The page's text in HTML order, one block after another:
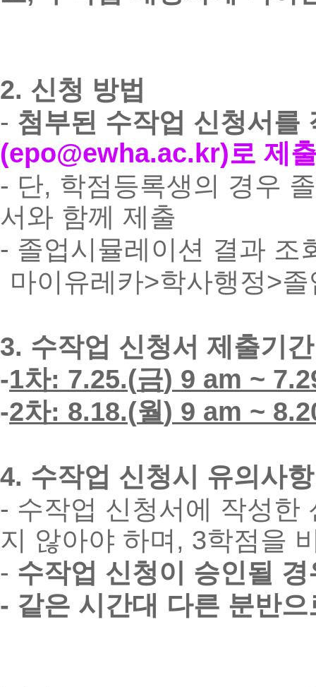
2. 신청 방법
- 첨부된 수작업 신청서를
(epo@ewha.ac.kr)로 제
- 단, 학점등록생의 경우
서와 함께 제출
- 졸업시뮬레이션 결과 조
마이유레카>학사행정>졸
3. 수작업 신청서 제출기간
-1차: 7.25.(금) 9 am ~
-2차: 8.18.(월) 9 am ~
4. 수작업 신청시 유의사
- 수작업 신청서에 작성한
지 않아야 하며 , 3학점을
- 수작업 신청이 승인될
- 같은 시간대 다른 분반